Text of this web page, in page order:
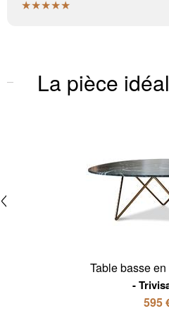
★★★★★
La pièce
Table basse
595